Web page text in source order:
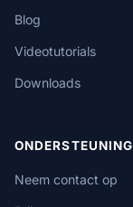
Blog
Videotutorials
Downloads
ONDERSTEUNING
Neem contact op